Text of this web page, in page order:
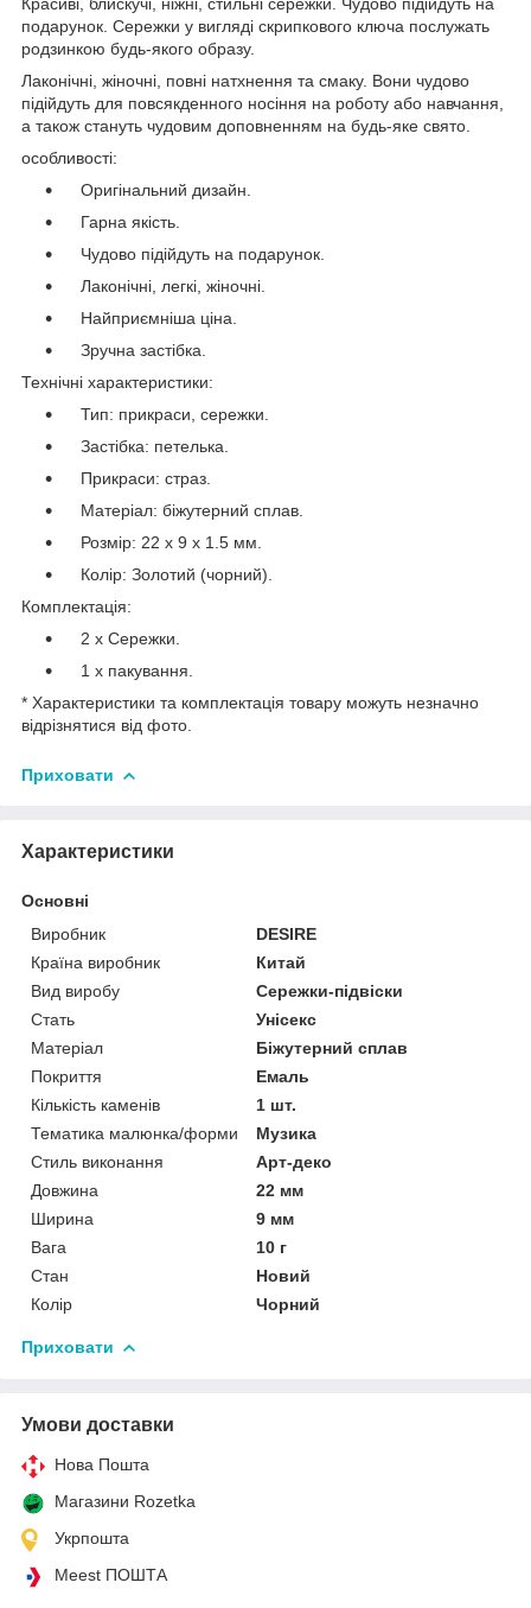
подарунок. Сережки у вигляді скрипкового ключа послужать
родзинкою будь-якого образу.
Лаконічні, жіночні, повні натхнення та смаку. Вони чудово
підійдуть для повсякденного носіння на роботу або навчання,
а також стануть чудовим доповненням на будь-яке свято.
особливості:
Оригінальний дизайн.
Гарна якість.
Чудово підійдуть на подарунок.
Лаконічні, легкі, жіночні.
Найприємніша ціна.
Зручна застібка.
Технічні характеристики:
Тип: прикраси, сережки.
Застібка: петелька.
Прикраси: страз.
Матеріал: біжутерний сплав.
Розмір: 22 х 9 х 1.5 мм.
Колір: Золотий (чорний).
Комплектація:
2 х Сережки.
1 х пакування.
* Характеристики та комплектація товару можуть незначно
відрізнятися від фото.
Приховати
Характеристики
Основні
Виробник
DESIRE
Країна виробник
Китай
Вид виробу
Сережки-підвіски
Стать
Унісекс
Матеріал
Біжутерний сплав
Покриття
Емаль
Кількість каменів
1 шт.
Тематика малюнка/форми
Музика
Стиль виконання
Арт-деко
Довжина
22 мм
Ширина
9 мм
Вага
10 г
Стан
Новий
Колір
Чорний
Приховати
Умови доставки
Нова Пошта
Магазини Rozetka
Укрпошта
Meest ПОШТА